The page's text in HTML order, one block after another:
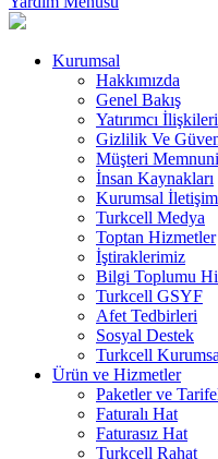
Kurumsal
Hakkımızda
Genel Bakış
Yatırımcı İlişkileri
Gizlilik Ve
Müşteri
İnsan Kaynakları
Kurumsal
Turkcell Medya
Toptan Hizmetler
İştiraklerimiz
Bilgi Toplumu
Turkcell GSYF
Afet Tedbirleri
Sosyal Destek
Turkcell
Ürün ve Hizmetler
Paketler ve
Faturalı Hat
Faturasız Hat
Turkcell Rahat